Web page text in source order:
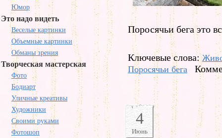
Юмор
Это надо видеть
Веселые картинки
Объемные картинки
Обманы зрения
Творческая мастерская
Фото
Бодиарт
Уличные креативы
Художники
Своими руками
Фотошоп
Поросячьи бега это
Ключевые слова:
Поросячьи бега
4
Июнь